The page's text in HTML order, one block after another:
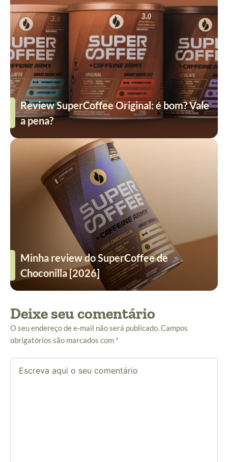
Review SuperCoffee Original: é bom? Vale
a pena?
Minha review do SuperCoffee de
Choconilla [2026]
Deixe seu comentário
O seu endereço de e-mail não será publicado.Campos
obrigatórios são marcados com *
Escreva
aqui